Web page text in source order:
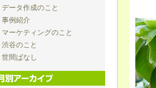
データ作成のこと
事例紹介
マーケティングのこと
渋谷のこと
世間ばなし